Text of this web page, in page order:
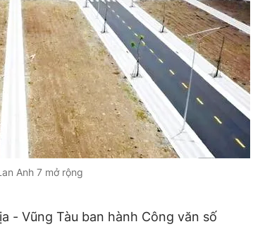
Anh 7 mở rộng
- Vũng Tàu ban hành Công văn số